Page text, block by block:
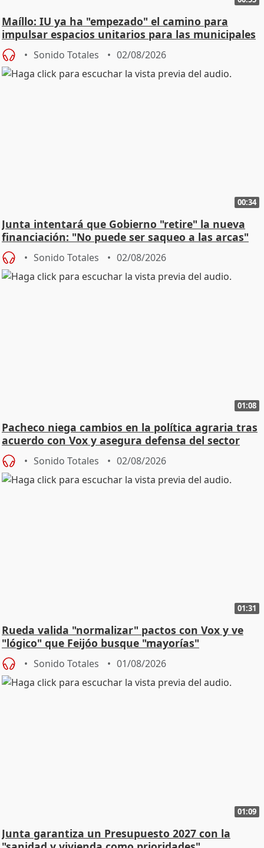
Maíllo: IU ya ha "empezado" el camino para
impulsar espacios unitarios para las municipales
Sonido Totales 02/08/2026
00:34
Junta intentará que Gobierno "retire" la nueva
financiación: "No puede ser saqueo a las arcas"
Sonido Totales 02/08/2026
01:08
Pacheco niega cambios en la política agraria tras
acuerdo con Vox y asegura defensa del sector
Sonido Totales 02/08/2026
01:31
Rueda valida "normalizar" pactos con Vox y ve
"lógico" que Feijóo busque "mayorías"
Sonido Totales 01/08/2026
01:09
Junta garantiza un Presupuesto 2027 con la